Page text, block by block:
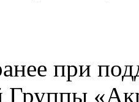
при
Группы